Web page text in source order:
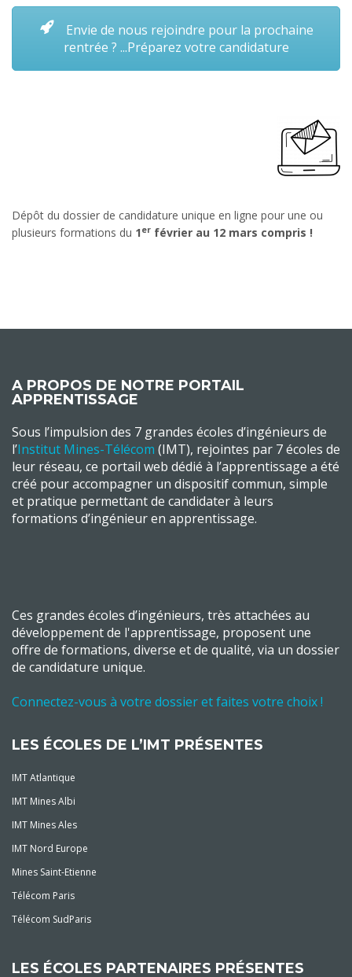
Envie de nous rejoindre pour la prochaine
rentrée ? ...Préparez votre candidature
Dépôt du dossier de candidature unique en ligne pour une ou
plusieurs formations du 1 er février au 12 mars compris !
A PROPOS DE NOTRE PORTAIL
APPRENTISSAGE
Sous l’impulsion des 7 grandes écoles d’ingénieurs de
l’Institut Mines-Télécom (IMT), rejointes par 7 écoles de
leur réseau, ce portail web dédié à l’apprentissage a été
créé pour accompagner un dispositif commun, simple
et pratique permettant de candidater à leurs
formations d’ingénieur en apprentissage.
Ces grandes écoles d’ingénieurs, très attachées au
développement de l'apprentissage, proposent une
offre de formations, diverse et de qualité, via un dossier
de candidature unique.
Connectez-vous à votre dossier et faites votre choix !
LES ÉCOLES DE L’IMT PRÉSENTES
IMT Atlantique
IMT Mines Albi
IMT Mines Ales
IMT Nord Europe
Mines Saint-Etienne
Télécom Paris
Télécom SudParis
LES ÉCOLES PARTENAIRES PRÉSENTES